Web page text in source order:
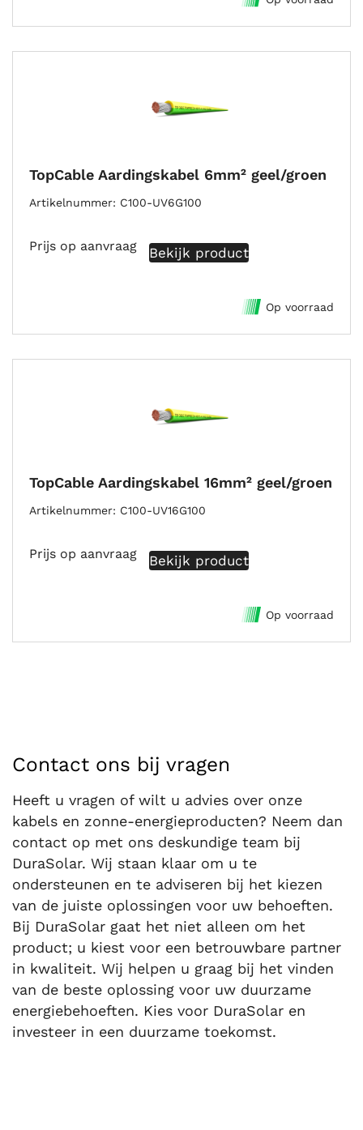
TopCable Aardingskabel 6mm² geel/groen
Artikelnummer C100-UV6G100
Prijs op aanvraag Bekijk product
Op voorraad
TopCable Aardingskabel 16mm² geel/groen
Artikelnummer C100-UV16G100
Prijs op aanvraag Bekijk product
Op voorraad
Contact ons bij vragen
Heeft u vragen of wilt u advies over onze
kabels en zonne-energieproducten? Neem dan
contact op met ons deskundige team bij
DuraSolar. Wij staan klaar om u te
ondersteunen en te adviseren bij het kiezen
van de juiste oplossingen voor uw behoeften.
Bij DuraSolar gaat het niet alleen om het
product; u kiest voor een betrouwbare partner
in kwaliteit. Wij helpen u graag bij het vinden
van de beste oplossing voor uw duurzame
energiebehoeften. Kies voor DuraSolar en
investeer in een duurzame toekomst.